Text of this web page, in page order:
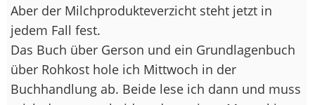
Aber der Milchprodukteverzicht steht jetzt in
jedem Fall fest.
Das Buch über Gerson und ein Grundlagenbuch
über Rohkost hole ich Mittwoch in der
Buchhandlung ab. Beide lese ich dann und muss